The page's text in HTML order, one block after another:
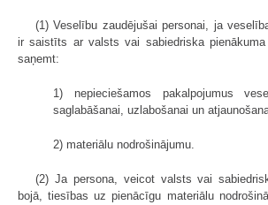
(1) Veselību zaudējušai personai, ja
ir saistīts ar valsts vai sabiedriska
saņemt:
1) nepieciešamos pakalpojumus
saglabāšanai, uzlabošanai un
2) materiālu nodrošinājumu.
(2) Ja persona, veicot valsts vai
bojā, tiesības uz pienācīgu materiālu